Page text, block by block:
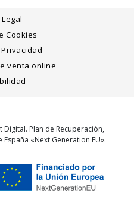
Cookies
venta online
Plan de Recuperación,
«Next Generation EU».